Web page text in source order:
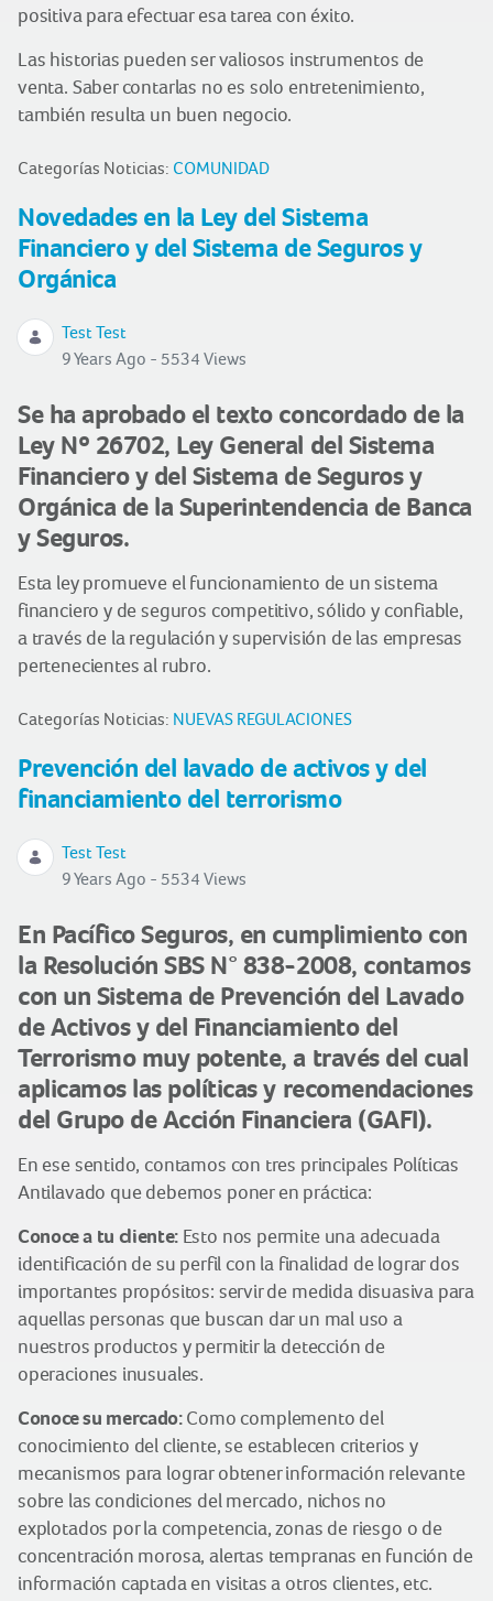
positiva para efectuar esa tarea con éxito.
Las historias pueden ser valiosos instrumentos de
venta. Saber contarlas no es solo entretenimiento,
también resulta un buen negocio.
Categorías Noticias: COMUNIDAD
Novedades en la Ley del Sistema
Financiero y del Sistema de Seguros y
Orgánica
Test Test
9 Years Ago - 5534 Views
Se ha aprobado el texto concordado de la
Ley Nº 26702, Ley General del Sistema
Financiero y del Sistema de Seguros y
Orgánica de la Superintendencia de Banca
y Seguros.
Esta ley promueve el funcionamiento de un sistema
financiero y de seguros competitivo, sólido y confiable,
a través de la regulación y supervisión de las empresas
pertenecientes al rubro.
Categorías Noticias: NUEVAS REGULACIONES
Prevención del lavado de activos y del
financiamiento del terrorismo
Test Test
9 Years Ago - 5534 Views
En Pacífico Seguros, en cumplimiento con
la Resolución SBS N° 838-2008, contamos
con un Sistema de Prevención del Lavado
de Activos y del Financiamiento del
Terrorismo muy potente, a través del cual
aplicamos las políticas y recomendaciones
del Grupo de Acción Financiera (GAFI).
En ese sentido, contamos con tres principales Políticas
Antilavado que debemos poner en práctica:
Conoce a tu cliente:Esto nos permite una adecuada
identificación de su perfil con la finalidad de lograr dos
importantes propósitos: servir de medida disuasiva para
aquellas personas que buscan dar un mal uso a
nuestros productos y permitir la detección de
operaciones inusuales.
Conoce su mercado:Como complemento del
conocimiento del cliente, se establecen criterios y
mecanismos para lograr obtener información relevante
sobre las condiciones del mercado, nichos no
explotados por la competencia, zonas de riesgo o de
concentración morosa, alertas tempranas en función de
información captada en visitas a otros clientes, etc.